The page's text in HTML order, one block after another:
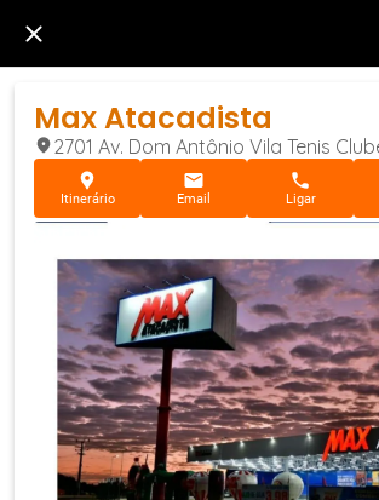
Max Atacadista
2701 Av. Dom Antônio Vila Tenis
Itinerário Email Ligar